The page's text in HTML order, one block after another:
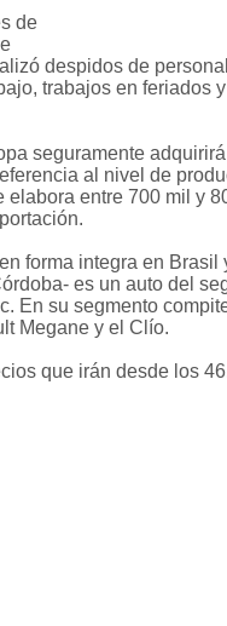
de
despidos de
trabajos en feriados
seguramente
al nivel de
entre 700 mil y
forma integra en
es un auto del
En su segmento
Megane y el Clío.
que irán desde los